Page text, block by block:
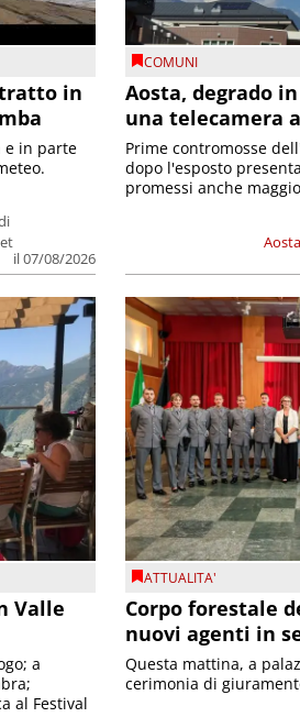
in
il 07/08/2026
e in parte
COMUNI
Aosta, degrado
una telecamera
Aosta
Prime contromosse
dopo l'esposto
promessi anche
Valle
a
al Festival
ATTUALITA'
Corpo forestale
nuovi agenti in
Questa mattina, a
cerimonia di